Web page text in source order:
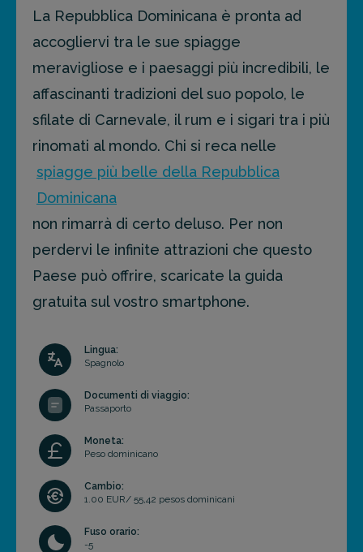
La Repubblica Dominicana è pronta ad
accogliervi tra le sue spiagge
meravigliose e i paesaggi più incredibili, le
affascinanti tradizioni del suo popolo, le
sfilate di Carnevale, il rum e i sigari tra i più
rinomati al mondo. Chi si reca nelle
spiagge più belle della Repubblica
Dominicana
non rimarrà di certo deluso. Per non
perdervi le infinite attrazioni che questo
Paese può offrire, scaricate la guida
gratuita sul vostro smartphone.
Lingua:
Spagnolo
Documenti di viaggio:
Passaporto
Moneta:
Peso dominicano
Cambio:
1.00 EUR/ 55,42 pesos dominicani
Fuso orario:
-5